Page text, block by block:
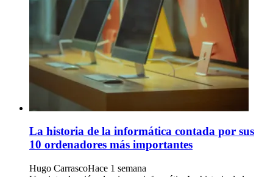
La historia de la informática contada por sus
10 ordenadores más importantes
Hugo CarrascoHace 1 semana